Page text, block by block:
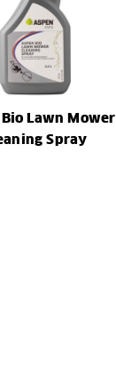
Lawn Mower
Spray